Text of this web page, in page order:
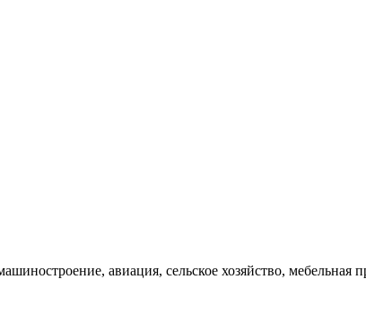
авиация, сельское хозяйство, мебельная